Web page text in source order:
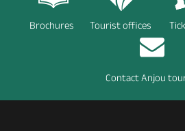
Brochures Tourist offices
Contact Anjou